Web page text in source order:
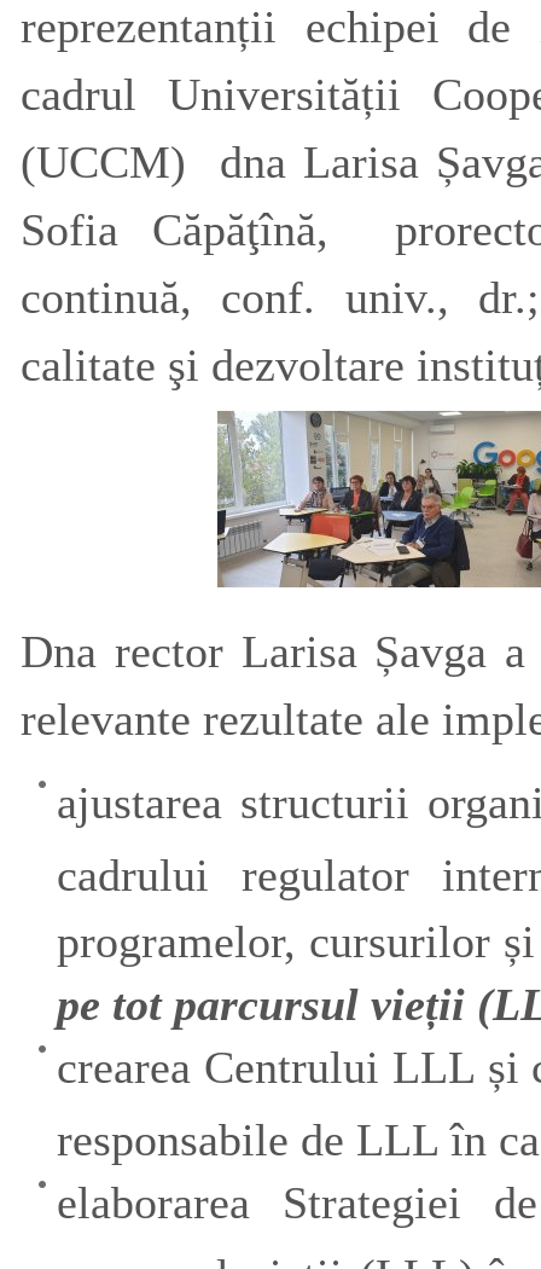
reprezentanții echipei
cadrul Universității
(UCCM) dna Larisa
Sofia Căpăţînă,
continuă, conf. univ.,
calitate şi dezvoltare
Dna rector Larisa Șavga
relevante rezultate ale
ajustarea structurii
cadrului regulator
programelor, cursurilor
pe tot parcursul vieții
crearea Centrului LLL și
responsabile de LLL în
elaborarea Strategiei